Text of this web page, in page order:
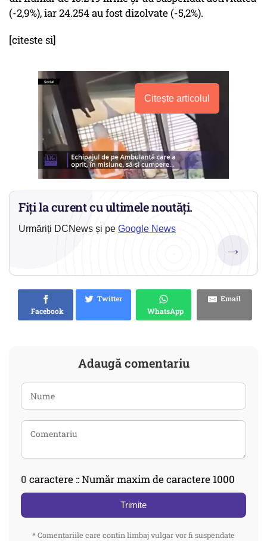
(-2,9%), iar 24.254 au fost dizolvate (-5,2%).
[citeste si]
Citește articolul
Fiți la curent cu ultimele noutăți.
Urmăriți DCNews și pe Google News
→
Facebook
Twitter
WhatsApp
Email
Adaugă comentariu
0 caractere :: Număr maxim de caractere 1000
Trimite
* Comentariile care contin limbaj vulgar vor fi suspendate